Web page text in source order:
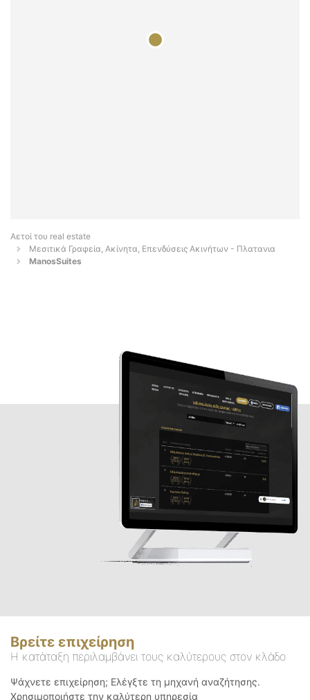
Αετοί του real estate
Μεσιτικά Γραφεία, Ακίνητα, Επενδύσεις Ακινήτων - Πλατανια
ManosSuites
Βρείτε επιχείρηση
Η κατάταξη περιλαμβάνει τους καλύτερους στον κλάδο
Ψάχνετε επιχείρηση; Ελέγξτε τη μηχανή αναζήτησης.
Χρησιμοποιήστε την καλύτερη υπηρεσία